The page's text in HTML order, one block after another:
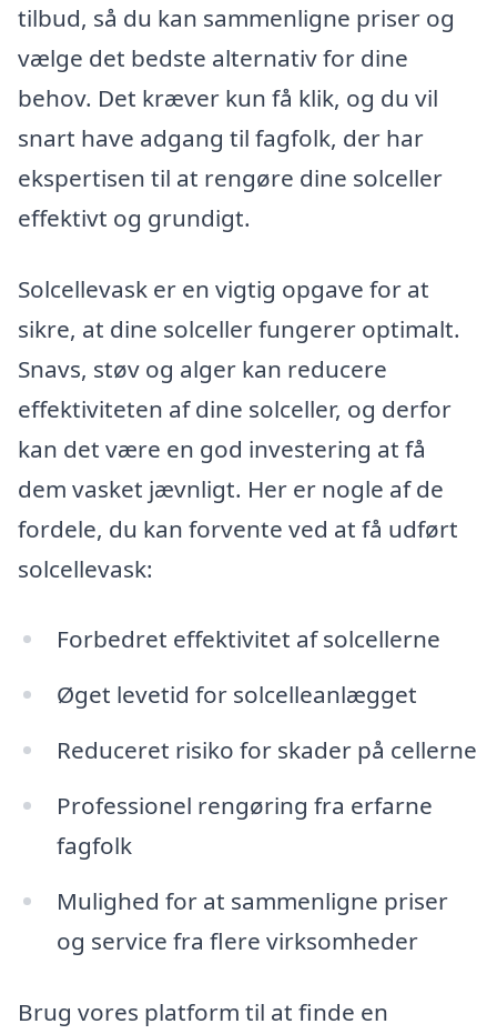
tilbud, så du kan sammenligne priser og
vælge det bedste alternativ for dine
behov. Det kræver kun få klik, og du vil
snart have adgang til fagfolk, der har
ekspertisen til at rengøre dine solceller
effektivt og grundigt.
Solcellevask er en vigtig opgave for at
sikre, at dine solceller fungerer optimalt.
Snavs, støv og alger kan reducere
effektiviteten af dine solceller, og derfor
kan det være en god investering at få
dem vasket jævnligt. Her er nogle af de
fordele, du kan forvente ved at få udført
solcellevask:
Forbedret effektivitet af solcellerne
Øget levetid for solcelleanlægget
Reduceret risiko for skader på cellerne
Professionel rengøring fra erfarne
fagfolk
Mulighed for at sammenligne priser
og service fra flere virksomheder
Brug vores platform til at finde en